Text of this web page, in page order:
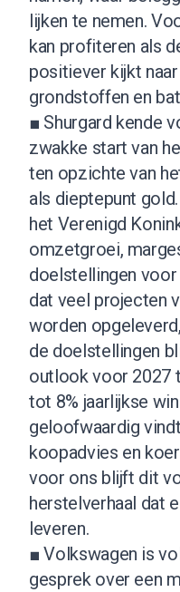
lijken te nemen.
kan profiteren als
positiever kijkt
grondstoffen en
■ Shurgard kende
zwakke start van
ten opzichte van
als dieptepunt
het Verenigd
omzetgroei,
doelstellingen
dat veel projecten
worden
de doelstellingen
outlook voor 2027
tot 8% jaarlijkse
geloofwaardig
koopadvies en
voor ons blijft dit
herstelverhaal dat
leveren.
■ Volkswagen is
gesprek over een